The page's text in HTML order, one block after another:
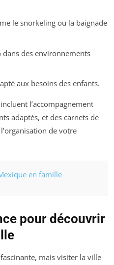
le snorkeling ou la baignade
dans des environnements
aux besoins des enfants.
incluent l’accompagnement
adaptés, et des carnets de
de votre
en famille
pour découvrir
mais visiter la ville